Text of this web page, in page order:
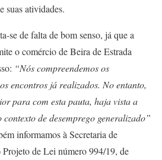
suas atividades.
se de falta de bom senso, já que a
o comércio de Beira de Estrada
“Nós compreendemos os
encontros já realizados. No entanto,
para com esta pauta, haja vista a
de desemprego generalizado”
informamos à Secretaria de
de Lei número 994/19, de